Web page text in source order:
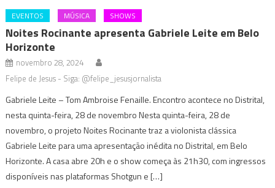
EVENTOS MÚSICA SHOWS
Noites Rocinante apresenta Gabriele Leite em Belo
Horizonte
novembro 28, 2024
Felipe de Jesus - Siga: @felipe_jesusjornalista
Gabriele Leite – Tom Ambroise Fenaille. Encontro acontece no Distrital,
nesta quinta-feira, 28 de novembro Nesta quinta-feira, 28 de
novembro, o projeto Noites Rocinante traz a violonista clássica
Gabriele Leite para uma apresentação inédita no Distrital, em Belo
Horizonte. A casa abre 20h e o show começa às 21h30, com ingressos
disponíveis nas plataformas Shotgun e […]